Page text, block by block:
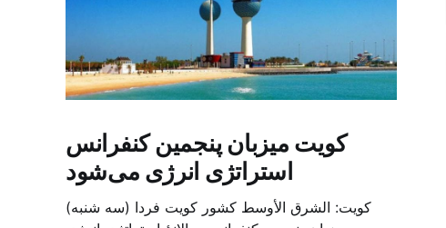
کویت میزبان پنجمین کنفرانس
استراتژی انرژی می‌شود
کویت: الشرق الأوسط کشور کویت فردا (سه شنبه)